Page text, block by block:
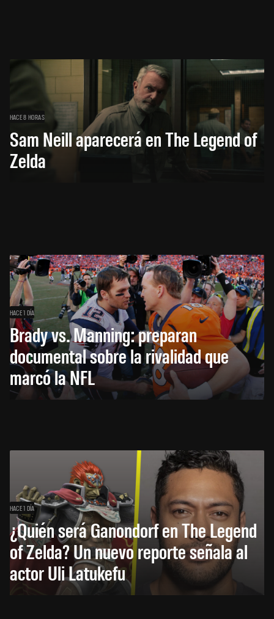
HACE 8 HORAS
Sam Neill aparecerá en The Legend of
Zelda
HACE 1 DÍA
Brady vs. Manning: preparan
documental sobre la rivalidad que
marcó la NFL
HACE 1 DÍA
¿Quién será Ganondorf en The Legend
of Zelda? Un nuevo reporte señala al
actor Uli Latukefu